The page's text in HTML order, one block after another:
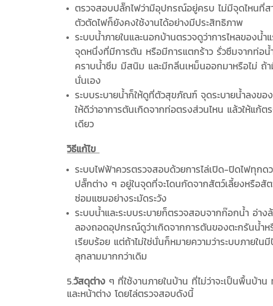
ตรวจสอบปลั๊กไฟว่ามีอุปกรณ์อยู่ครบ ไม่มีจุดไหนที่ส
ตัวตัดไฟก็ยังคงใช้งานได้อย่างมีประสิทธิภาพ
ระบบน้ำภายในและนอกบ้านตรวจดูว่าการไหลของน้
จุดหนึ่งที่มีการตัน หรือมีการแตกร้าว รั่วซึมจากท่อน้
คราบน้ำซึม มีสนิม และมีกลิ่นเหม็นออกมาหรือไม่ ถ้า
นั่นเอง
ระบบระบายน้ำก็ให้ดูที่ตัวสุขภัณฑ์ จุดระบายน้ำลงข
ให้ดีว่าอาการตันเกิดจากท่อตรงส่วนไหน แล้วให้แก้
เดียว
วิธีแก้ไข
ระบบไฟฟ้าควรตรวจสอบด้วยการไล่เปิด-ปิดไฟทุกด
ปลั๊กต่าง ๆ อยู่ในจุดที่จะโดนกัดจากสัตว์เลี้ยงหรือสั
ซ่อมแซมอย่างระมัดระวัง
ระบบน้ำและระบบระบายก็ตรวจสอบจากก๊อกน้ำ อ่
ลองถอดอุปกรณ์ดูว่าเกิดจากการตันของตะกรันน้ำห
เรียบร้อย แต่ถ้าไม่ใช่นั่นก็หมายความว่าระบบภายใ
ลุกลามมากกว่าเดิม
5.วัสดุต่าง ๆ ที่ใช้งานภายในบ้าน ที่ไม่ว่าจะเป็นพื้นบ้า
และหน้าต่าง โดยไล่ตรวจสอบดังนี้